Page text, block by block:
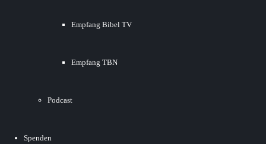
Empfang Bibel TV
Empfang TBN
Podcast
Spenden